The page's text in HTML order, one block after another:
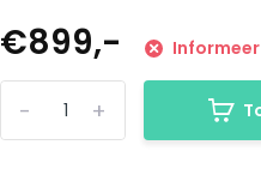
€899,-
+
-